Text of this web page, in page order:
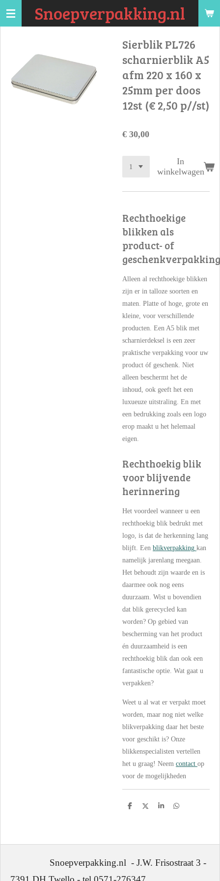
Ga
hoofdinhoud
Snoepverpakking.nl
Sierblik PL726
scharnierblik A5
afm 220 x 160 x
25mm per doos
12st (€ 2,50 p//st)
€ 30,00
In
winkelwagen
Rechthoekige
blikken als
product- of
geschenkverpakking
Alleen al rechthoekige blikken
zijn er in talloze soorten en
maten. Platte of hoge, grote en
kleine, voor verschillende
producten. Een A5 blik met
scharnierdeksel is een zeer
praktische verpakking voor uw
product óf geschenk. Niet
alleen beschermt het de
inhoud, ook geeft het een
luxueuze uitstraling. En met
een bedrukking zoals een logo
erop maakt u het helemaal
eigen.
Rechthoekig blik
voor blijvende
herinnering
Het voordeel wanneer u een
rechthoekig blik bedrukt met
logo, is dat de herkenning lang
blijft. Een blikverpakking kan
namelijk jarenlang meegaan.
Het behoudt zijn waarde en is
daarmee ook nog eens
duurzaam. Wist u bovendien
dat blik gerecycled kan
worden? Op gebied van
bescherming van het product
én duurzaamheid is een
rechthoekig blik dan ook een
fantastische optie. Wat gaat u
verpakken?
Weet u al wat er verpakt moet
worden, maar nog niet welke
blikverpakking daar het beste
voor geschikt is? Onze
blikkenspecialisten vertellen
het u graag! Neem contact op
voor de mogelijkheden
D
D
S
D
Snoepverpakking.nl - J.W. Frisostraat 3 -